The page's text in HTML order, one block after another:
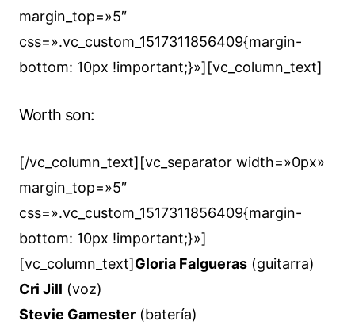
margin_top=»5″
css=».vc_custom_1517311856409{margin-
bottom: 10px !important;}»][vc_column_text]
Worth son:
[/vc_column_text][vc_separator width=»0px»
margin_top=»5″
css=».vc_custom_1517311856409{margin-
bottom: 10px !important;}»]
[vc_column_text]Gloria Falgueras (guitarra)
Cri Jill (voz)
Stevie Gamester (batería)